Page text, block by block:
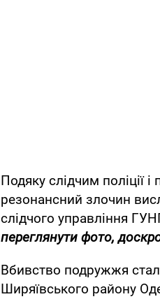
Подяку слідчим поліції
резонансний злочин
слідчого управління
переглянути фото,
Вбивство подружжя
Ширяївського району